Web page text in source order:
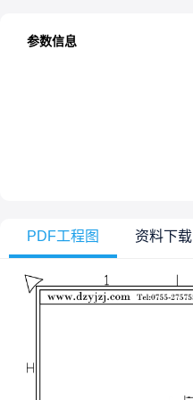
参数信息
PDF工程图 资料下载